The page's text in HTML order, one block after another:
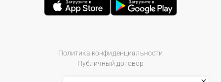
Политика конфиденциальности
Публичный договор